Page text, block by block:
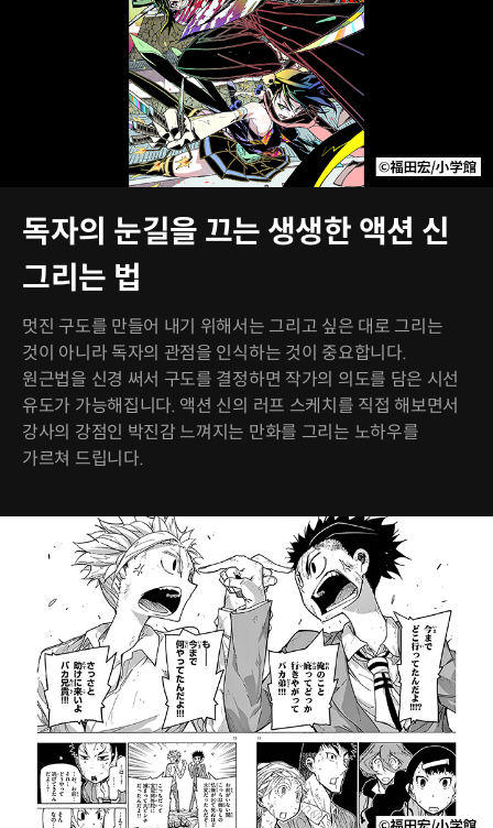
독자의 눈길을 끄는 생생한 액션 신
그리는 법
멋진 구도를 만들어 내기 위해서는 그리고 싶은 대로 그리는
것이 아니라 독자의 관점을 인식하는 것이 중요합니다.
원근법을 신경 써서 구도를 결정하면 작가의 의도를 담은 시선
유도가 가능해집니다. 액션 신의 러프 스케치를 직접 해보면서
강사의 강점인 박진감 느껴지는 만화를 그리는 노하우를
가르쳐 드립니다.